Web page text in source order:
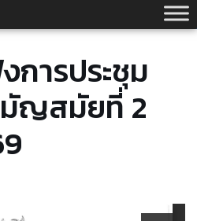
ารประชุม
ญสมัยที่ 2